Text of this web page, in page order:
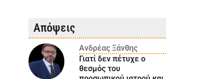
Απόψεις
Ανδρέας Ξάνθης
Γιατί δεν πέτυχε ο
θεσμός του